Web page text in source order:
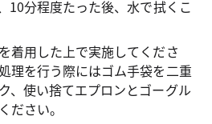
10分程度たった後、水で拭くこ
着用した上で実施してくださ
理を行う際にはゴム手袋を二重
、使い捨てエプロンとゴーグル
ださい。